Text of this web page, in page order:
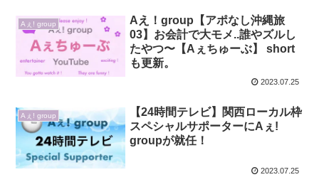
Aぇ! group
Aえ！group【アポなし沖縄旅
03】お会計で大モメ..誰やズルし
たやつ〜【Aぇちゅーぶ】 short
も更新。
2023.07.25
Aぇ! group
【24時間テレビ】関西ローカル枠
スペシャルサポーターにAぇ!
groupが就任！
2023.07.25